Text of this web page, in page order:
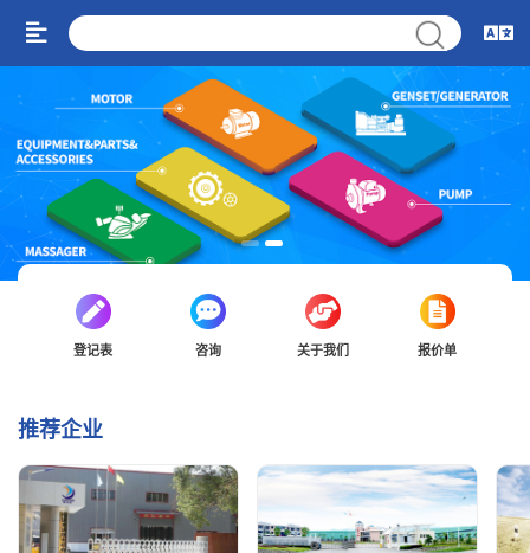
登记表 咨询 关于我们 报价单
推荐企业